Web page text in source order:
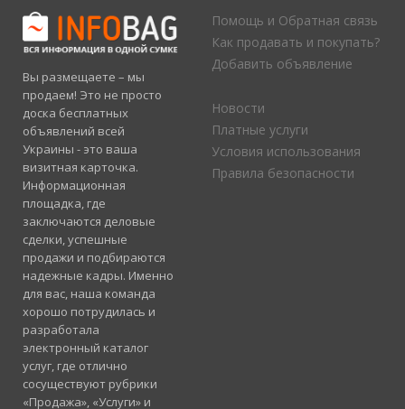
Вы размещаете – мы
продаем! Это не просто
доска бесплатных
объявлений всей
Украины - это ваша
визитная карточка.
Информационная
площадка, где
заключаются деловые
сделки, успешные
продажи и подбираются
надежные кадры. Именно
для вас, наша команда
хорошо потрудилась и
разработала
электронный каталог
услуг, где отлично
сосуществуют рубрики
«Продажа», «Услуги» и
Помощь и Обратная связь
Как продавать и покупать?
Добавить объявление
Новости
Платные услуги
Условия использования
Правила безопасности